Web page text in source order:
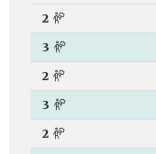
2
3
2
3
2